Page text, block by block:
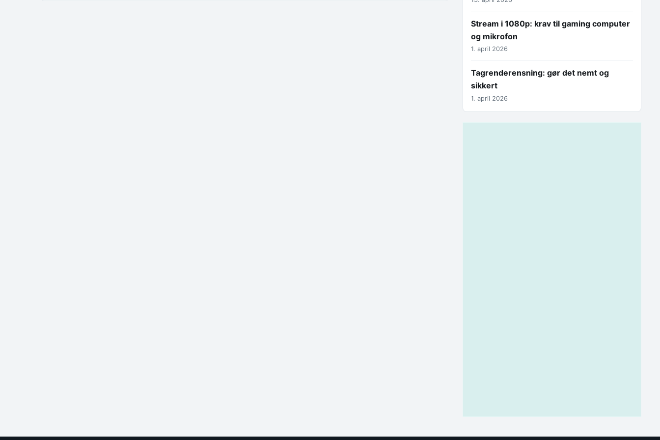
Stream i 1080p: krav til gaming computer
og mikrofon
1. april 2026
Tagrenderensning: gør det nemt og
sikkert
1. april 2026